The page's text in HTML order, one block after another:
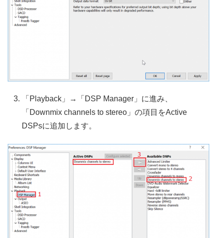
「Playback」→「DSP Manager」に進み、
「Downmix channels to stereo」の項目をActive
DSPsに追加します。